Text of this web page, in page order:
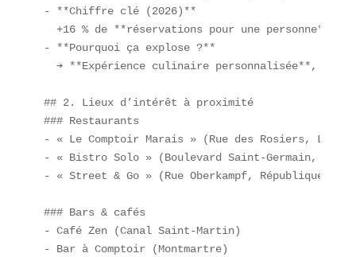
- **Chiffre clé (2026)**
+16 % de **réservations pour une personne**
- **Pourquoi ça explose ?**
➔ **Expérience culinaire personnalisée**,
## 2. Lieux d’intérêt à proximité
### Restaurants
- « Le Comptoir Marais » (Rue des Rosiers, Le
- « Bistro Solo » (Boulevard Saint-Germain,
- « Street & Go » (Rue Oberkampf, République)
### Bars & cafés
- Café Zen (Canal Saint-Martin)
- Bar à Comptoir (Montmartre)